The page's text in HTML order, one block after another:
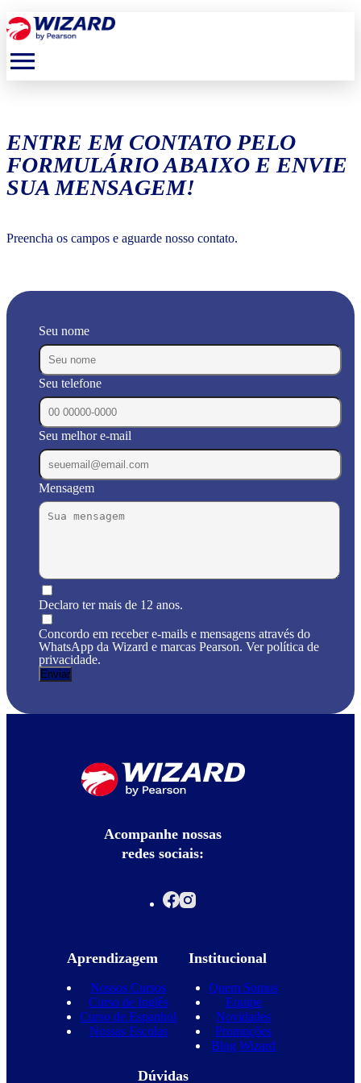
menu
ENTRE EM CONTATO PELO
FORMULÁRIO ABAIXO E ENVIE
SUA MENSAGEM!
Preencha os campos e aguarde nosso contato.
Seu nome
Seu telefone
Seu melhor e-mail
Mensagem
Declaro ter mais de 12 anos.
Concordo em receber e-mails e mensagens através do
WhatsApp da Wizard e marcas Pearson. Ver política de
privacidade.
Acompanhe nossas
redes sociais:
Aprendizagem
Nossos Cursos
Curso de Inglês
Curso de Espanhol
Nossas Escolas
Institucional
Quem Somos
Equipe
Novidades
Promoções
Blog Wizard
Dúvidas